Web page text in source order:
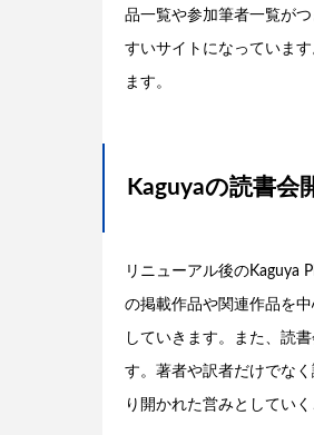
品一覧や参加筆者一覧が
すいサイトになっていま
ます。
Kaguyaの読書会
リニューアル後のKaguya
の掲載作品や関連作品を
していきます。また、読
す。著者や訳者だけでな
り開かれた営みとしてい